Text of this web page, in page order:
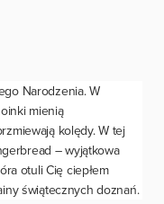
Narodzenia. W
mienią
kolędy. W tej
– wyjątkowa
otuli Cię ciepłem
świątecznych doznań.